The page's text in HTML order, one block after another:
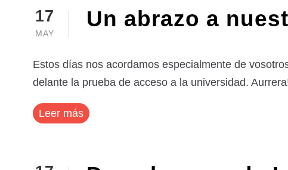
17
MAY
Un abrazo a
Estos días nos acordamos especialmente de
delante la prueba de acceso a la universidad.
Leer más